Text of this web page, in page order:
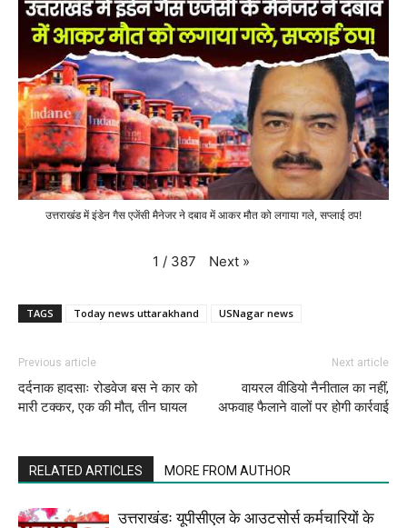
उत्तराखंड में इंडेन गैस एजेंसी मैनेजर ने दबाव में आकर मौत को लगाया गले, सप्लाई ठप!
1 / 387 Next »
TAGS Today news uttarakhand USNagar news
Previous article
दर्दनाक हादसाः रोडवेज बस ने कार को
मारी टक्कर, एक की मौत, तीन घायल
Next article
वायरल वीडियो नैनीताल का नहीं,
अफवाह फैलाने वालों पर होगी कार्रवाई
RELATED ARTICLES MORE FROM AUTHOR
उत्तराखंडः यूपीसीएल के आउटसोर्स कर्मचारियों के